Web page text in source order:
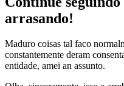
arrasando!
Maduro coisas tal faco
constantemente deram
entidade, amei an assunto.